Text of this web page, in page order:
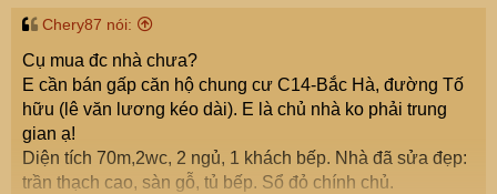
Chery87 nói:
Cụ mua đc nhà chưa?
E cần bán gấp căn hộ chung cư C14-Bắc Hà, đường Tố
hữu (lê văn lương kéo dài). E là chủ nhà ko phải trung
gian ạ!
Diện tích 70m,2wc, 2 ngủ, 1 khách bếp. Nhà đã sửa đẹp:
trần thạch cao, sàn gỗ, tủ bếp. Sổ đỏ chính chủ.